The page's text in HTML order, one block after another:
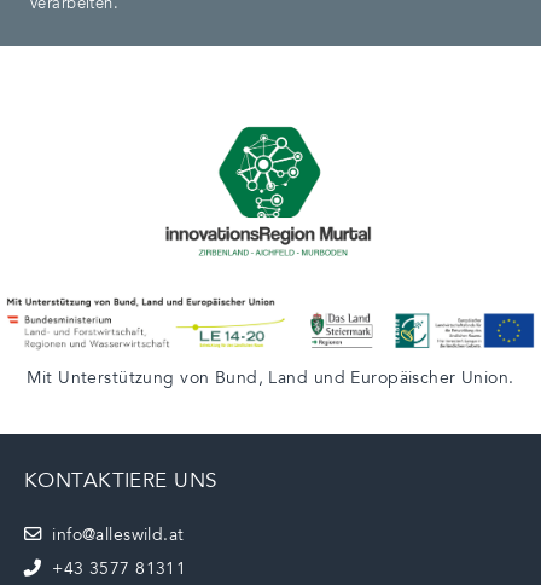
Mit Unterstützung von Bund, Land und Europäischer Union.
KONTAKTIERE UNS
info@alleswild.at
+43 3577 81311